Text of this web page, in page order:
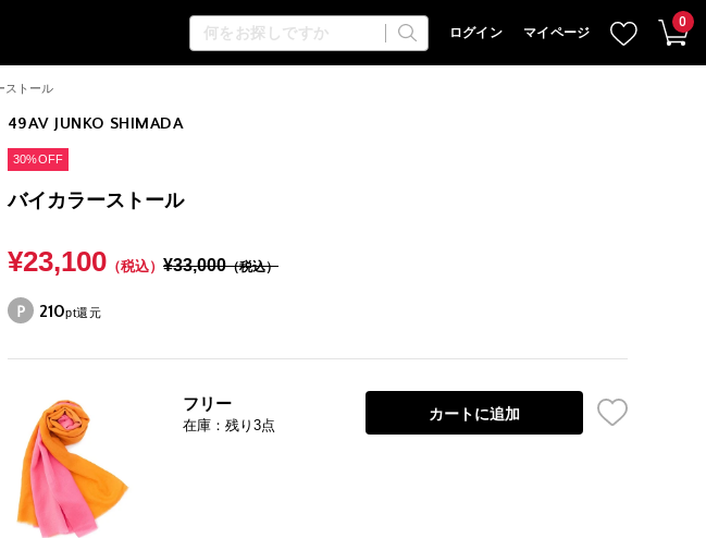
ログイン マイページ
0
ストール
49AV JUNKO SHIMADA
30%OFF
バイカラーストール
¥23,100 （税込） ¥33,000（税込）
210pt還元
フリー
在庫：残り3点
カートに追加